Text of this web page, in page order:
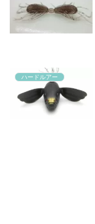
ハードルアー